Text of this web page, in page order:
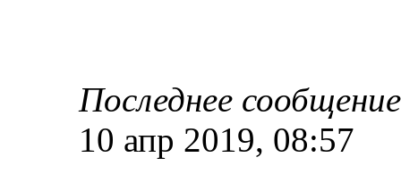
Последнее сообщение
10 апр 2019, 08:57